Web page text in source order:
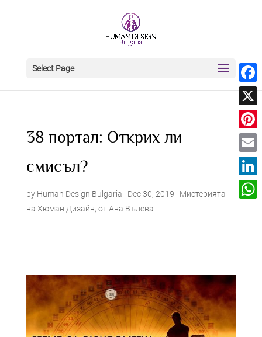
Select Page
38 портал: Открих ли
смисъл?
by Human Design Bulgaria | Dec 30, 2019 | Мистерията
на Хюман Дизайн, от Ана Вълева
X
Email